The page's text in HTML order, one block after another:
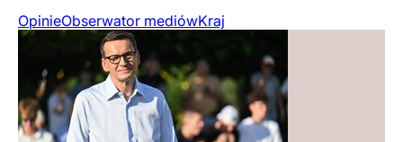
OpinieObserwator mediówKraj